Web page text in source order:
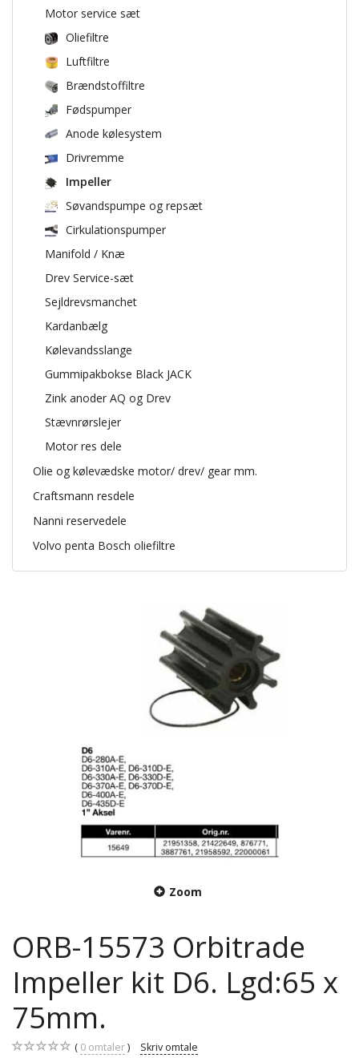
Motor service sæt
Oliefiltre
Luftfiltre
Brændstoffiltre
Fødspumper
Anode kølesystem
Drivremme
Impeller
Søvandspumpe og repsæt
Cirkulationspumper
Manifold / Knæ
Drev Service-sæt
Sejldrevsmanchet
Kardanbælg
Kølevandsslange
Gummipakbokse Black JACK
Zink anoder AQ og Drev
Stævnrørslejer
Motor res dele
Olie og kølevædske motor/ drev/ gear mm.
Craftsmann resdele
Nanni reservedele
Volvo penta Bosch oliefiltre
Zoom
ORB-15573 Orbitrade
Impeller kit D6. Lgd:65 x
75mm.
0 omtaler Skriv omtale